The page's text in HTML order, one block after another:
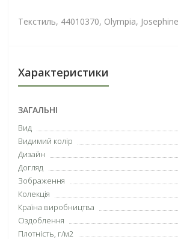
Текстиль, 44010370, Olympia,
Характеристики
ЗАГАЛЬНІ
Вид
Видимий колір
Дизайн
Догляд
Зображення
Колекція
Країна виробництва
Оздоблення
Плотність, г/м2